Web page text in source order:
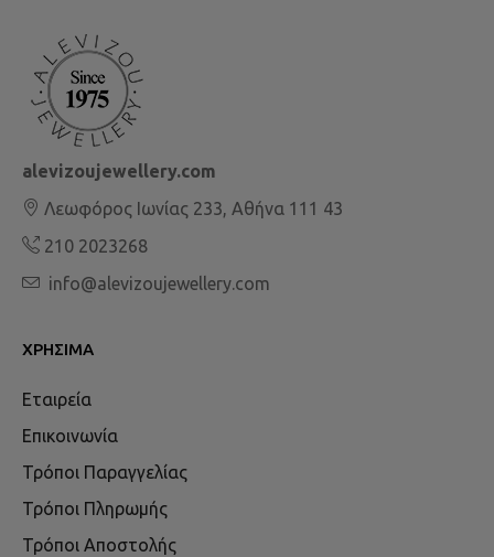
alevizoujewellery.com
Λεωφόρος Ιωνίας 233, Αθήνα 111 43
210 2023268
info@alevizoujewellery.com
ΧΡΉΣΙΜΑ
Εταιρεία
Επικοινωνία
Τρόποι Παραγγελίας
Τρόποι Πληρωμής
Τρόποι Αποστολής